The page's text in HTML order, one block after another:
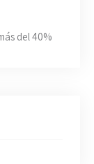
del 40%